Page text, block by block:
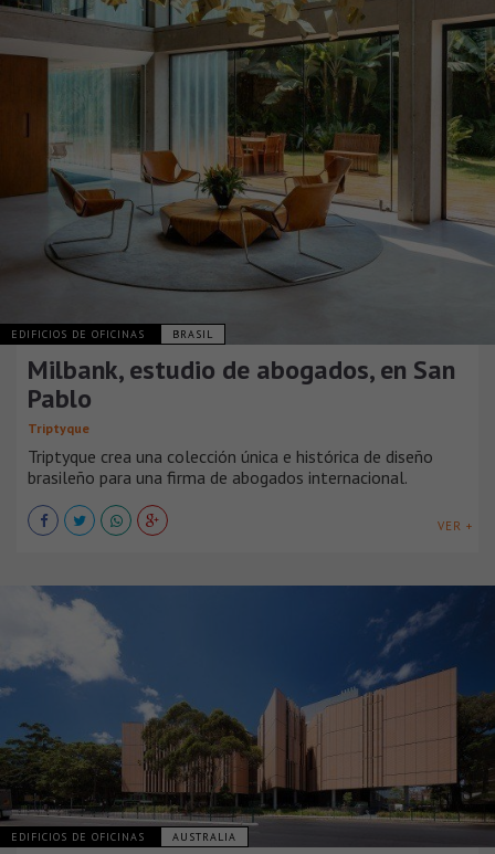
EDIFICIOS DE OFICINAS BRASIL
Milbank, estudio de abogados, en San
Pablo
Triptyque
Triptyque crea una colección única e histórica de diseño
brasileño para una firma de abogados internacional.
VER +
EDIFICIOS DE OFICINAS AUSTRALIA